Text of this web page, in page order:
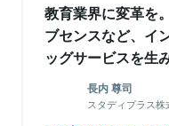
教育業界に変革を
ブセンスなど、イ
ッグサービスを生
るEdTechベンチ
長内 尊司
スタディプラス